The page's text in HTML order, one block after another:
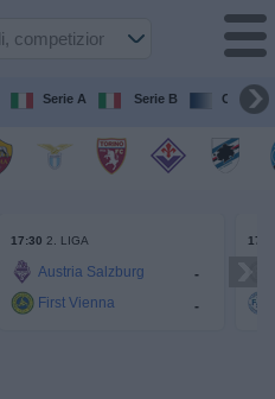
Serie A Serie B
17:30 2. LIGA
Austria Salzburg
-
First Vienna
-